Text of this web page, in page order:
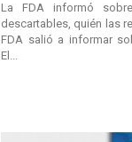
La FDA informó
descartables, quién las
FDA salió a informar
El...